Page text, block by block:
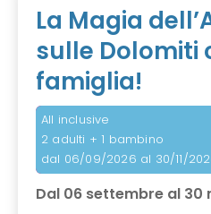
La Magia
sulle Dolomiti
famiglia!
All inclusive
2 adulti + 1 bambino
dal 06/09/2026 al 30/11/
Dal 06 settembre al 30